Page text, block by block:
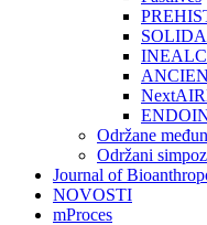
Održane
Održani
Journal of
NOVOSTI
mProces